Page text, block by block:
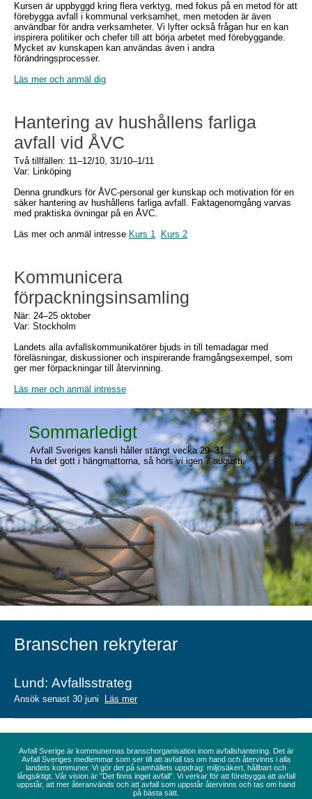
Kursen är uppbyggd kring flera verktyg, med fokus på en metod för att
förebygga avfall i kommunal verksamhet, men metoden är även
användbar för andra verksamheter. Vi lyfter också frågan hur en kan
inspirera politiker och chefer till att börja arbetet med förebyggande.
Mycket av kunskapen kan användas även i andra
förändringsprocesser.
Läs mer och anmäl dig
Hantering av hushållens farliga
avfall vid ÅVC
Två tillfällen: 11–12/10, 31/10–1/11
Var: Linköping
Denna grundkurs för ÅVC-personal ger kunskap och motivation för en
säker hantering av hushållens farliga avfall. Faktagenomgång varvas
med praktiska övningar på en ÅVC.
Läs mer och anmäl intresse Kurs 1 Kurs 2
Kommunicera
förpackningsinsamling
När: 24–25 oktober
Var: Stockholm
Landets alla avfallskommunikatörer bjuds in till temadagar med
föreläsningar, diskussioner och inspirerande framgångsexempel, som
ger mer förpackningar till återvinning.
Läs mer och anmäl intresse
Sommarledigt
Avfall Sveriges kansli håller stängt vecka 29–31.
Ha det gott i hängmattorna, så hörs vi igen 7 augusti.
Branschen rekryterar
Lund: Avfallsstrateg
Ansök senast 30 juni Läs mer
Avfall Sverige är kommunernas branschorganisation inom avfallshantering. Det är
Avfall Sveriges medlemmar som ser till att avfall tas om hand och återvinns i alla
landets kommuner. Vi gör det på samhällets uppdrag: miljösäkert, hållbart och
långsiktigt. Vår vision är ”Det finns inget avfall”. Vi verkar för att förebygga att avfall
uppstår, att mer återanvänds och att avfall som uppstår återvinns och tas om hand
på bästa sätt.